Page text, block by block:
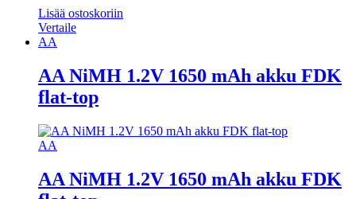
Lisää ostoskoriin
Vertaile
AA
AA NiMH 1.2V 1650 mAh akku FDK
flat-top
AA
AA NiMH 1.2V 1650 mAh akku FDK